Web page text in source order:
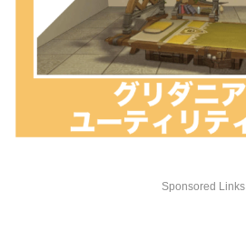
Sponsored Links